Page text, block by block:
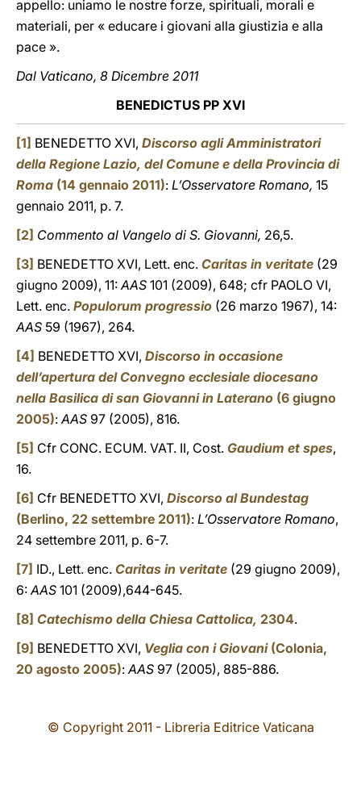
appello: uniamo le nostre forze, spirituali, morali e
materiali, per « educare i giovani alla giustizia e alla
pace ».
Dal Vaticano, 8 Dicembre 2011
BENEDICTUS PP XVI
[1] BENEDETTO XVI, Discorso agli Amministratori
della Regione Lazio, del Comune e della Provincia di
Roma (14 gennaio 2011): L’Osservatore Romano, 15
gennaio 2011, p. 7.
[2] Commento al Vangelo di S. Giovanni, 26,5.
[3] BENEDETTO XVI, Lett. enc. Caritas in veritate (29
giugno 2009), 11:AAS 101 (2009), 648; cfr PAOLO VI,
Lett. enc. Populorum progressio (26 marzo 1967), 14:
AAS 59 (1967), 264.
[4] BENEDETTO XVI, Discorso in occasione
dell’apertura del Convegno ecclesiale diocesano
nella Basilica di san Giovanni in Laterano (6 giugno
2005):AAS 97 (2005), 816.
[5] Cfr CONC. ECUM. VAT. II, Cost. Gaudium et spes,
16.
[6] Cfr BENEDETTO XVI, Discorso al Bundestag
(Berlino, 22 settembre 2011): L’Osservatore Romano,
24 settembre 2011, p. 6-7.
[7] ID., Lett. enc. Caritas in veritate (29 giugno 2009),
6:AAS 101 (2009),644-645.
[8] Catechismo della Chiesa Cattolica, 2304.
[9] BENEDETTO XVI, Veglia con i Giovani (Colonia,
20 agosto 2005):AAS 97 (2005), 885-886.
© Copyright 2011 - Libreria Editrice Vaticana